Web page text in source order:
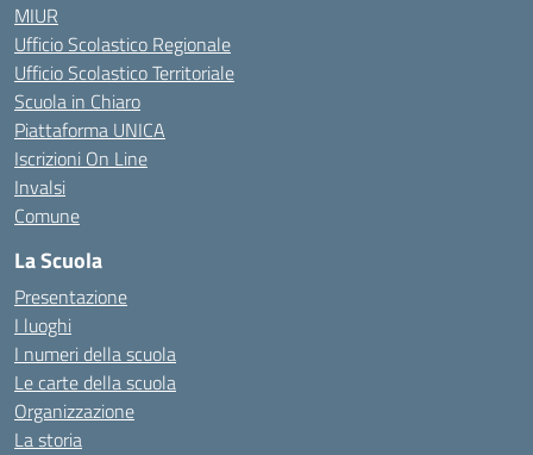
MIUR
Ufficio Scolastico Regionale
Ufficio Scolastico Territoriale
Scuola in Chiaro
Piattaforma UNICA
Iscrizioni On Line
Invalsi
Comune
La Scuola
Presentazione
I luoghi
I numeri della scuola
Le carte della scuola
Organizzazione
La storia